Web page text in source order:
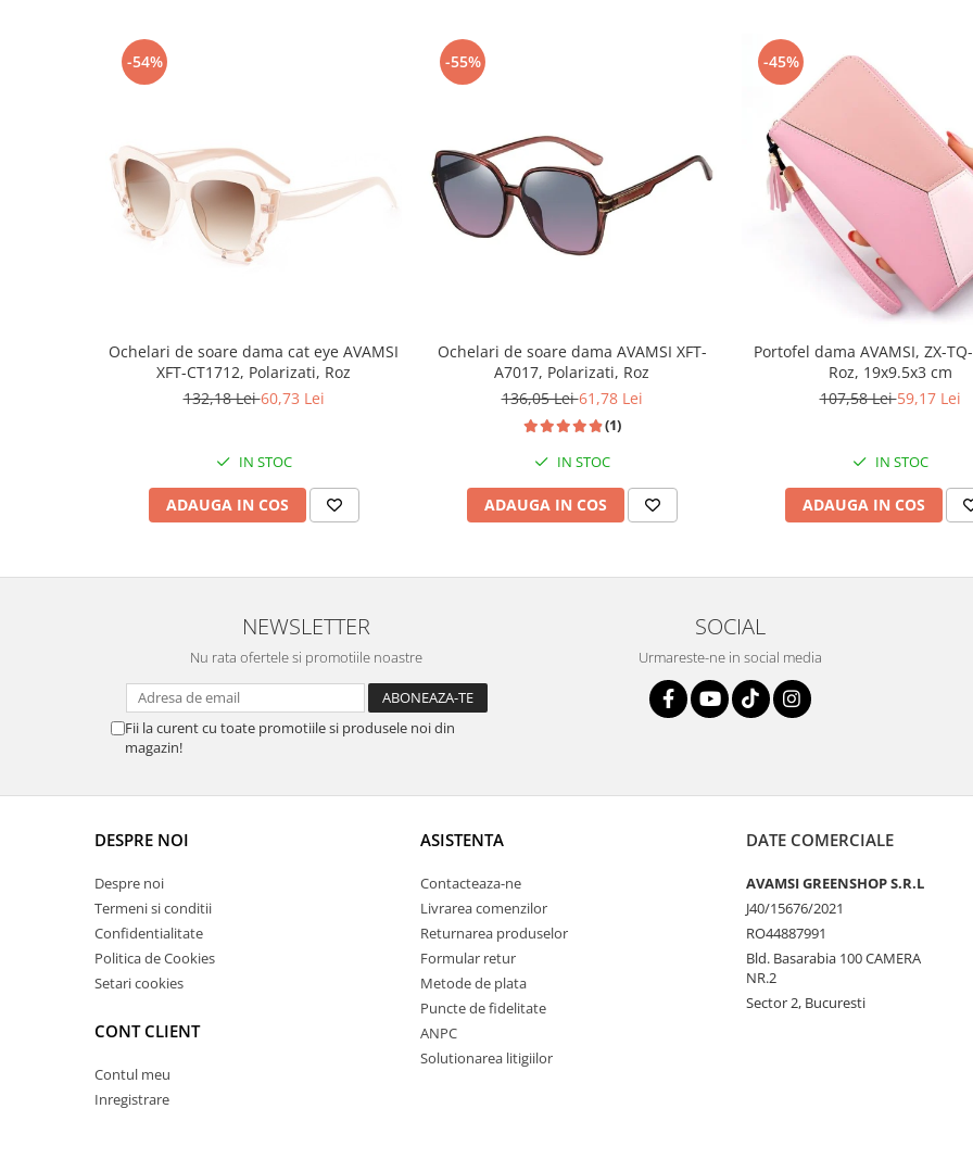
-54%
Ochelari de soare dama cat eye AVAMSI
XFT-CT1712, Polarizati, Roz
132,18 Lei60,73 Lei
IN STOC
ADAUGA IN COS
-55%
Ochelari de soare dama AVAMSI XFT-
A7017, Polarizati, Roz
136,05 Lei61,78 Lei
(1)
IN STOC
ADAUGA IN COS
-45%
Portofel dama AVAMSI, ZX-
Roz, 19x9.5x3 cm
107,58 Lei59,17 Lei
IN STOC
ADAUGA IN COS
NEWSLETTER
Nu rata ofertele si promotiile noastre
Fii la curent cu toate promotiile si produsele noi din
magazin!
SOCIAL
Urmareste-ne in social media
DESPRE NOI
Despre noi
Termeni si conditii
Confidentialitate
Politica de Cookies
Setari cookies
CONT CLIENT
Contul meu
Inregistrare
ASISTENTA
Contacteaza-ne
Livrarea comenzilor
Returnarea produselor
Formular retur
Metode de plata
Puncte de fidelitate
ANPC
Solutionarea litigiilor
DATE COMERCIALE
AVAMSI GREENSHOP S.R.L
J40/15676/2021
RO44887991
Bld. Basarabia 100 CAMERA
NR.2
Sector 2, Bucuresti